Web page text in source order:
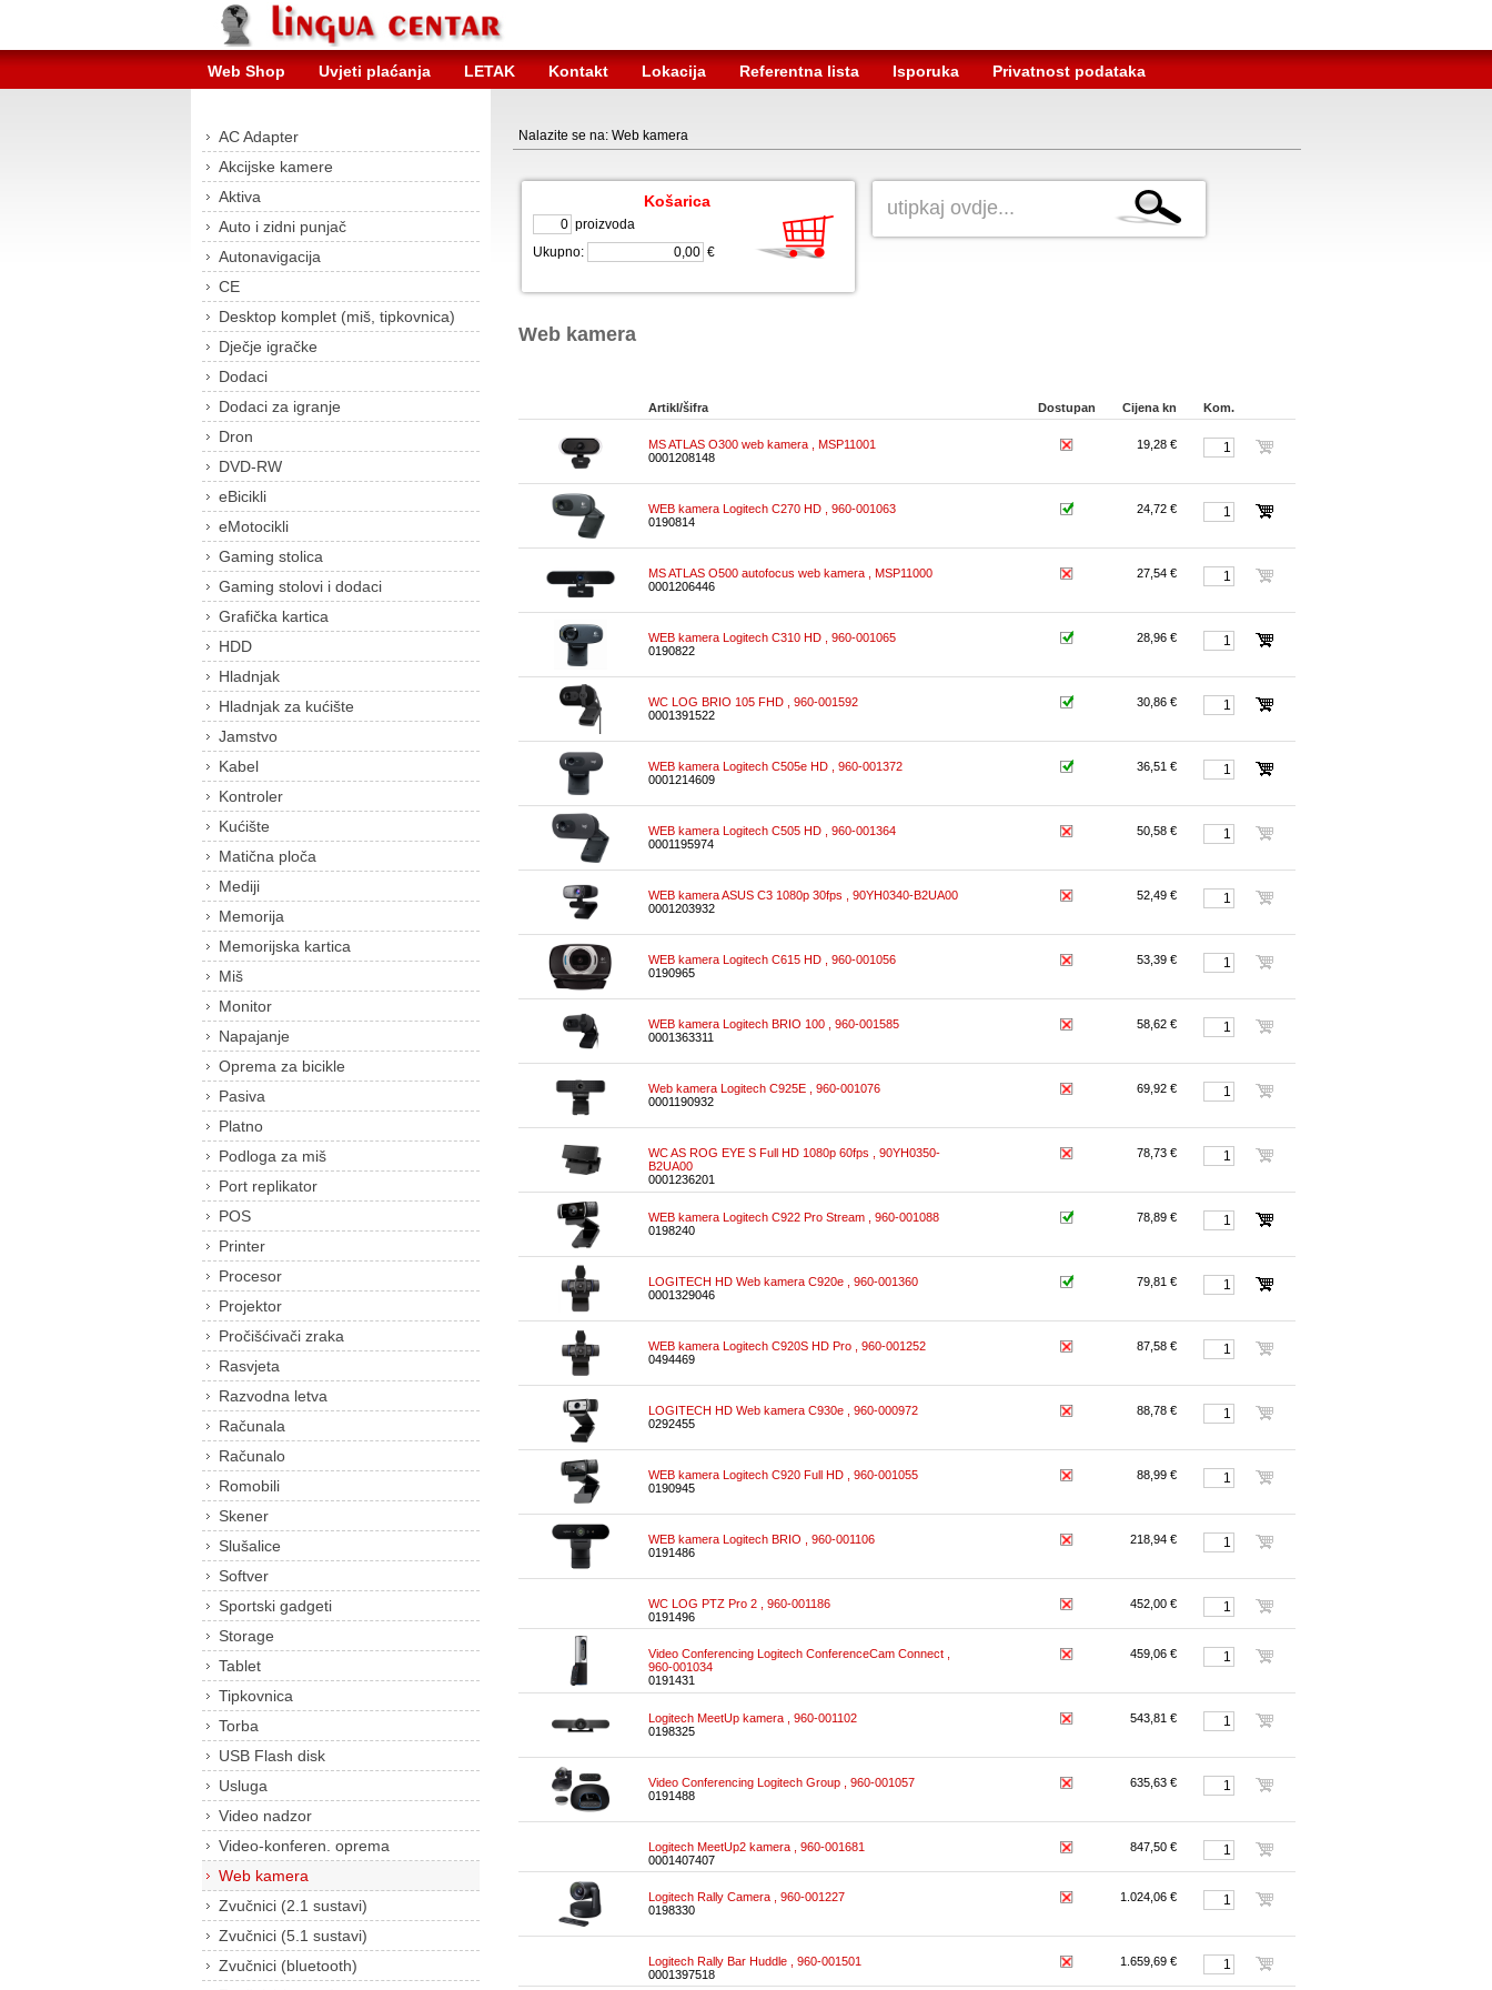
Web Shop Uvjeti plaćanja LETAK Kontakt Lokacija Referentna lista Isporuka Privatnost podataka
AC Adapter
Akcijske kamere
Aktiva
Auto i zidni punjač
Autonavigacija
CE
Desktop komplet (miš, tipkovnica)
Dječje igračke
Dodaci
Dodaci za igranje
Dron
DVD-RW
eBicikli
eMotocikli
Gaming stolica
Gaming stolovi i dodaci
Grafička kartica
HDD
Hladnjak
Hladnjak za kućište
Jamstvo
Kabel
Kontroler
Kućište
Matična ploča
Mediji
Memorija
Memorijska kartica
Miš
Monitor
Napajanje
Oprema za bicikle
Pasiva
Platno
Podloga za miš
Port replikator
POS
Printer
Procesor
Projektor
Pročišćivači zraka
Rasvjeta
Razvodna letva
Računala
Računalo
Romobili
Skener
Slušalice
Softver
Sportski gadgeti
Storage
Tablet
Tipkovnica
Torba
USB Flash disk
Usluga
Video nadzor
Video-konferen. oprema
Web kamera
Zvučnici (2.1 sustavi)
Zvučnici (5.1 sustavi)
Zvučnici (bluetooth)
Nalazite se na: Web kamera
Košarica
proizvoda
Ukupno:
€
Web kamera
Artikl/šifra Dostupan Cijena kn Kom.
MS ATLAS O300 web kamera , MSP11001
0001208148
19,28 €
WEB kamera Logitech C270 HD , 960-001063
0190814
24,72 €
MS ATLAS O500 autofocus web kamera , MSP11000
0001206446
27,54 €
WEB kamera Logitech C310 HD , 960-001065
0190822
28,96 €
WC LOG BRIO 105 FHD , 960-001592
0001391522
30,86 €
WEB kamera Logitech C505e HD , 960-001372
0001214609
36,51 €
WEB kamera Logitech C505 HD , 960-001364
0001195974
50,58 €
WEB kamera ASUS C3 1080p 30fps , 90YH0340-B2UA00
0001203932
52,49 €
WEB kamera Logitech C615 HD , 960-001056
0190965
53,39 €
WEB kamera Logitech BRIO 100 , 960-001585
0001363311
58,62 €
Web kamera Logitech C925E , 960-001076
0001190932
69,92 €
WC AS ROG EYE S Full HD 1080p 60fps , 90YH0350-
B2UA00
0001236201
78,73 €
WEB kamera Logitech C922 Pro Stream , 960-001088
0198240
78,89 €
LOGITECH HD Web kamera C920e , 960-001360
0001329046
79,81 €
WEB kamera Logitech C920S HD Pro , 960-001252
0494469
87,58 €
LOGITECH HD Web kamera C930e , 960-000972
0292455
88,78 €
WEB kamera Logitech C920 Full HD , 960-001055
0190945
88,99 €
WEB kamera Logitech BRIO , 960-001106
0191486
218,94 €
WC LOG PTZ Pro 2 , 960-001186
0191496
452,00 €
Video Conferencing Logitech ConferenceCam Connect ,
960-001034
0191431
459,06 €
Logitech MeetUp kamera , 960-001102
0198325
543,81 €
Video Conferencing Logitech Group , 960-001057
0191488
635,63 €
Logitech MeetUp2 kamera , 960-001681
0001407407
847,50 €
Logitech Rally Camera , 960-001227
0198330
1.024,06 €
Logitech Rally Bar Huddle , 960-001501
0001397518
1.659,69 €